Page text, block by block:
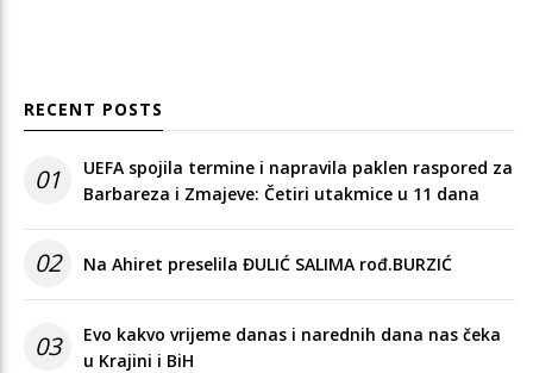
RECENT POSTS
01
UEFA spojila termine i napravila paklen raspored za
Barbareza i Zmajeve: Četiri utakmice u 11 dana
02 Na Ahiret preselila ĐULIĆ SALIMA rođ.BURZIĆ
03
Evo kakvo vrijeme danas i narednih dana nas čeka
u Krajini i BiH